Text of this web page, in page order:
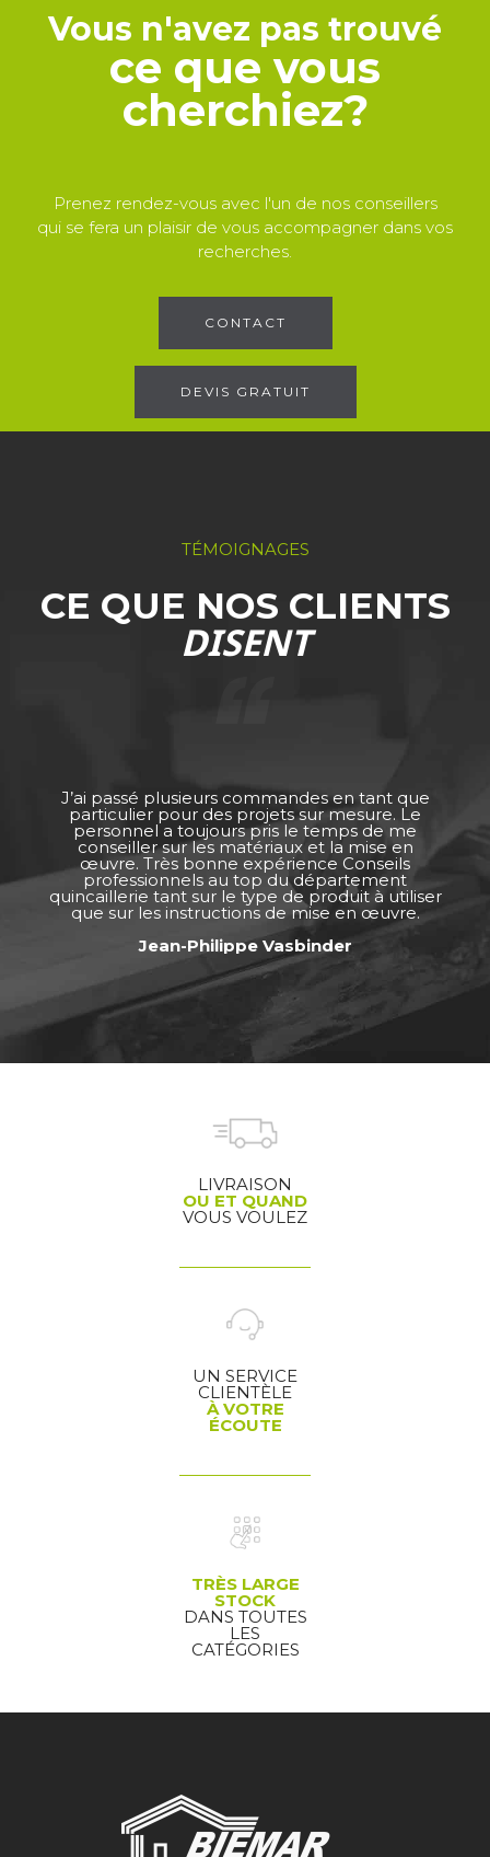
Vous n'avez pas trouvé
ce que vous
cherchiez?
Prenez rendez-vous avec l'un de nos conseillers
qui se fera un plaisir de vous accompagner dans vos
recherches.
CONTACT
DEVIS GRATUIT
TÉMOIGNAGES
CE QUE NOS CLIENTS
DISENT
J’ai passé plusieurs commandes en tant que
particulier pour des projets sur mesure. Le
personnel a toujours pris le temps de me
conseiller sur les matériaux et la mise en
œuvre. Très bonne expérience Conseils
professionnels au top du département
quincaillerie tant sur le type de produit à utiliser
que sur les instructions de mise en œuvre.
Jean-Philippe Vasbinder
LIVRAISON
OU ET QUAND
VOUS VOULEZ
UN SERVICE
CLIENTÈLE
À VOTRE
ÉCOUTE
TRÈS LARGE
STOCK
DANS TOUTES
LES
CATÉGORIES